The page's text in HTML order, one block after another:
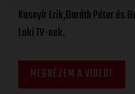
Kusnyír Erik,Baráth Péter és
Loki TV-nek.
MEGNÉZEM A VIDEÓT